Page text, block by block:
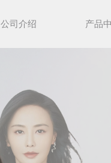
公司介绍 产品